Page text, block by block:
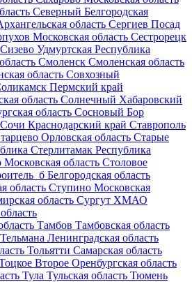
Северный Белгородская
область Сергиев Посад
Московская область Сестрорецк
Сизево Удмуртская Республика
Смоленск Смоленская область
область Совхозный
Пермский край
область Солнечный Хабаровский
область Сосновый Бор
Сочи Краснодарский край Ставрополь
Орловская область Старые
Стерлитамак Республика
Московская область Столовое
Белгородская область
область Ступино Московская
область Сургут ХМАО
Тамбов Тамбовская область
Тельмана Ленинградская область
Тольятти Самарская область
Второе Оренбургская область
Тула Тульская область Тюмень